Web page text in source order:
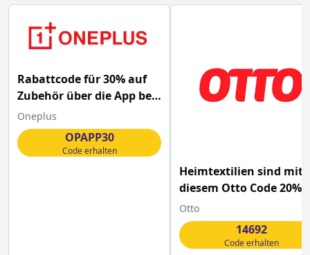
Rabattcode für 30% auf
Zubehör über die App bei
OnePlus
Oneplus
OPAPP30
Code erhalten
Heimtextilien sind mit
diesem Otto Code 20%
günstiger
Otto
14692
Code erhalten